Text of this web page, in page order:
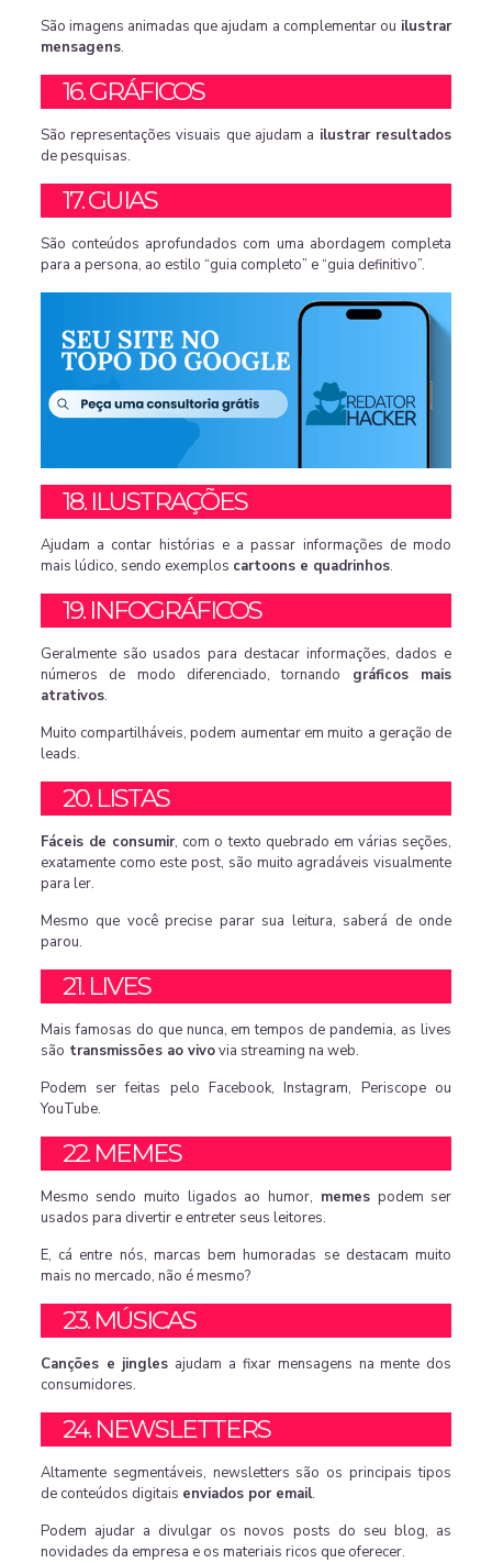
São imagens animadas que ajudam a complementar ou ilustrar
mensagens.
16. GRÁFICOS
São representações visuais que ajudam a ilustrar resultados
de pesquisas.
17. GUIAS
São conteúdos aprofundados com uma abordagem completa
para a persona, ao estilo “guia completo” e “guia definitivo”.
18. ILUSTRAÇÕES
Ajudam a contar histórias e a passar informações de modo
mais lúdico, sendo exemplos cartoons e quadrinhos.
19. INFOGRÁFICOS
Geralmente são usados para destacar informações, dados e
números de modo diferenciado, tornando gráficos mais
atrativos.
Muito compartilháveis, podem aumentar em muito a geração de
leads.
20. LISTAS
Fáceis de consumir, com o texto quebrado em várias seções,
exatamente como este post, são muito agradáveis visualmente
para ler.
Mesmo que você precise parar sua leitura, saberá de onde
parou.
21. LIVES
Mais famosas do que nunca, em tempos de pandemia, as lives
são transmissões ao vivovia streaming na web.
Podem ser feitas pelo Facebook, Instagram, Periscope ou
YouTube.
22. MEMES
Mesmo sendo muito ligados ao humor, memespodem ser
usados para divertir e entreter seus leitores.
E, cá entre nós, marcas bem humoradas se destacam muito
mais no mercado, não é mesmo?
23. MÚSICAS
Canções e jingles ajudam a fixar mensagens na mente dos
consumidores.
24. NEWSLETTERS
Altamente segmentáveis, newsletters são os principais tipos
de conteúdos digitais enviados por email.
Podem ajudar a divulgar os novos posts do seu blog, as
novidades da empresa e os materiais ricos que oferecer.